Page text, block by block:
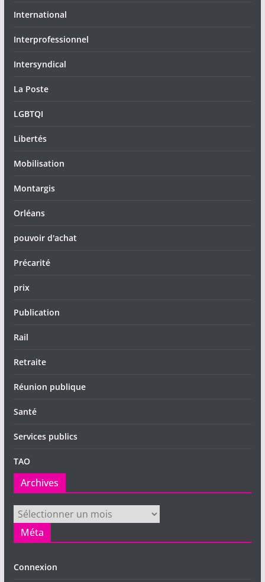
International
Interprofessionnel
Intersyndical
La Poste
LGBTQI
Libertés
Mobilisation
Montargis
Orléans
pouvoir d'achat
Précarité
prix
Publication
Rail
Retraite
Réunion publique
Santé
Services publics
TAO
Archives
Archives
Méta
Connexion